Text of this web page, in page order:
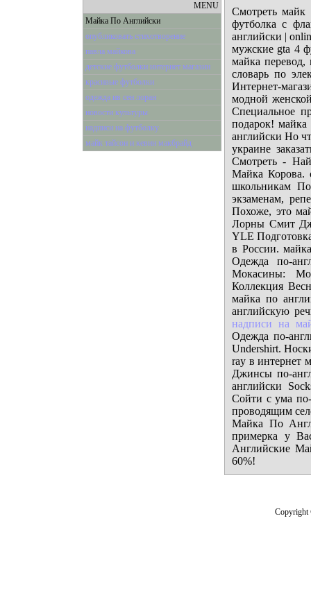
MENU
Майка По Английски
опубликовать стихотворение
павла майкова
детские футболки интернет магазин
красивые футболки
одежда ив сен лоран
новости культуры
надписи на футболку
майк тайсон и кевин макбрайд
Смотреть майк
футболка с
английски |
мужские gta 4
майка перевод,
словарь по
Интернет-
модной
Специальное
подарок!
английски Но
украине
Смотреть -
Майка Корова.
школьникам
экзаменам,
Похоже, это
Лорны Смит
YLE
в России.
Одежда по-
Мокасины:
Коллекция
майка по
английскую
надписи на
Одежда по-
Undershirt.
ray в интернет
Джинсы по-
английски
Сойти с ума
проводящим
Майка По
примерка у
Английские
60%!
Copyright